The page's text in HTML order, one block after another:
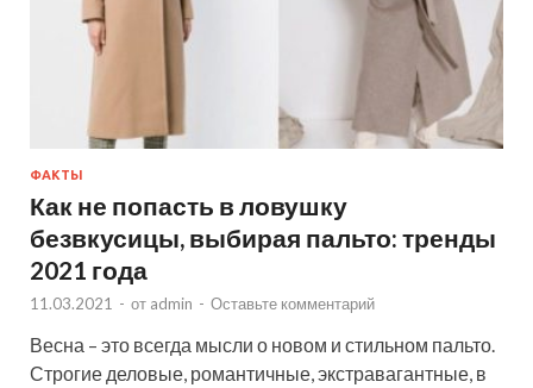
ФАКТЫ
Как не попасть в ловушку
безвкусицы, выбирая пальто: тренды
2021 года
11.03.2021 - от admin - Оставьте комментарий
Весна – это всегда мысли о новом и стильном пальто.
Строгие деловые, романтичные, экстравагантные, в